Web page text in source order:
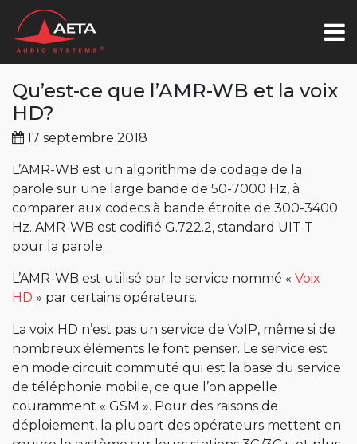
Qu’est-ce que l’AMR-WB et la voix
HD?
17 septembre 2018
L’AMR-WB est un algorithme de codage de la
parole sur une large bande de 50-7000 Hz, à
comparer aux codecs à bande étroite de 300-3400
Hz. AMR-WB est codifié G.722.2, standard UIT-T
pour la parole.
L’AMR-WB est utilisé par le service nommé « Voix
HD » par certains opérateurs.
La voix HD n’est pas un service de VoIP, même si de
nombreux éléments le font penser. Le service est
en mode circuit commuté qui est la base du service
de téléphonie mobile, ce que l’on appelle
couramment « GSM ». Pour des raisons de
déploiement, la plupart des opérateurs mettent en